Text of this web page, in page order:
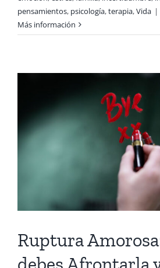
pensamientos, psicología,terapia,Vida |
Más información
Ruptura